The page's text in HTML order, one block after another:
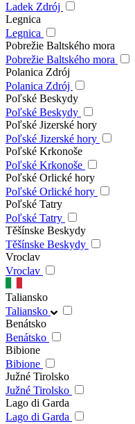
Ladek Zdrój
Legnica
Legnica
Pobrežie Baltského mora
Pobrežie Baltského mora
Polanica Zdrój
Polanica Zdrój
Poľské Beskydy
Poľské Beskydy
Poľské Jizerské hory
Poľské Jizerské hory
Poľské Krkonoše
Poľské Krkonoše
Poľské Orlické hory
Poľské Orlické hory
Poľské Tatry
Poľské Tatry
Těšínske Beskydy
Těšínske Beskydy
Vroclav
Vroclav
Taliansko
Taliansko
Benátsko
Benátsko
Bibione
Bibione
Južné Tirolsko
Južné Tirolsko
Lago di Garda
Lago di Garda